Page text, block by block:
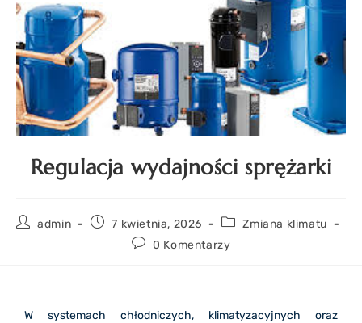
Regulacja wydajności sprężarki
admin 7 kwietnia, 2026
Zmiana klimatu
0 Komentarzy
W systemach chłodniczych, klimatyzacyjnych oraz